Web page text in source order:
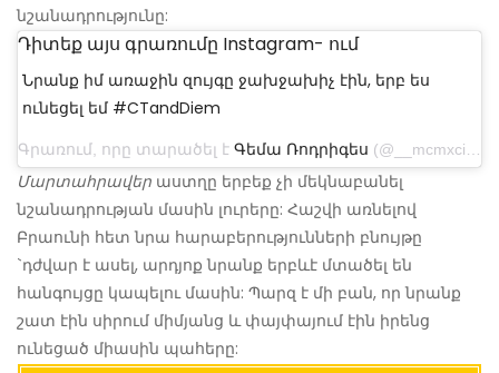
նշանադրությունը:
Դիտեք այս գրառումը Instagram- ում
Նրանք իմ առաջին զույգը ջախջախիչ էին, երբ ես
ունեցել եմ #CTandDiem
Գրառում, որը տարածել է Գեմա Ռոդրիգես (@__mcmxciii___) ապրիլի 26, 2017-ին, ժամը 8: 08-ին PDT
Մարտահրավեր աստղը երբեք չի մեկնաբանել
նշանադրության մասին լուրերը: Հաշվի առնելով
Բրաունի հետ նրա հարաբերությունների բնույթը
`դժվար է ասել, արդյոք նրանք երբևէ մտածել են
հանգույցը կապելու մասին: Պարզ է մի բան, որ նրանք
շատ էին սիրում միմյանց և փայփայում էին իրենց
ունեցած միասին պահերը: